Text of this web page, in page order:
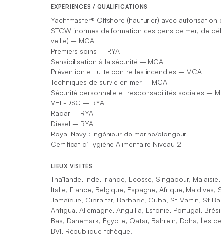
EXPERIENCES / QUALIFICATIONS
Yachtmaster® Offshore (hauturier) avec autorisation
STCW (normes de formation des gens de mer, de
veille) – MCA
Premiers soins – RYA
Sensibilisation à la sécurité – MCA
Prévention et lutte contre les incendies – MCA
Techniques de survie en mer – MCA
Sécurité personnelle et responsabilités sociales –
VHF-DSC – RYA
Radar – RYA
Diesel – RYA
Royal Navy : ingénieur de marine/plongeur
Certificat d’Hygiène Alimentaire Niveau 2
LIEUX VISITÉS
Thaïlande, Inde, Irlande, Ecosse, Singapour,
Italie, France, Belgique, Espagne, Afrique, Maldives,
Jamaïque, Gibraltar, Barbade, Cuba, St Martin, St
Antigua, Allemagne, Anguilla, Estonie, Portugal,
Bas, Danemark, Égypte, Qatar, Bahreïn, Doha, Îles
BVI, République tchèque.